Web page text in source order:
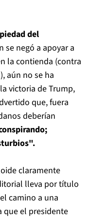
del
se negó a apoyar a
la contienda (contra
aún no se ha
victoria de Trump,
que, fuera
deberían
claramente
lleva por título
camino a una
que el presidente